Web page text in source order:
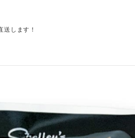
します！